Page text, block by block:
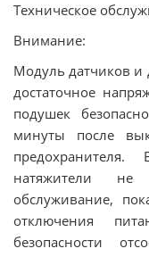
Техническое
Внимание:
Модуль датчиков и
достаточное
подушек
минуты после
натяжители не
обслуживание,
отключения
безопасности